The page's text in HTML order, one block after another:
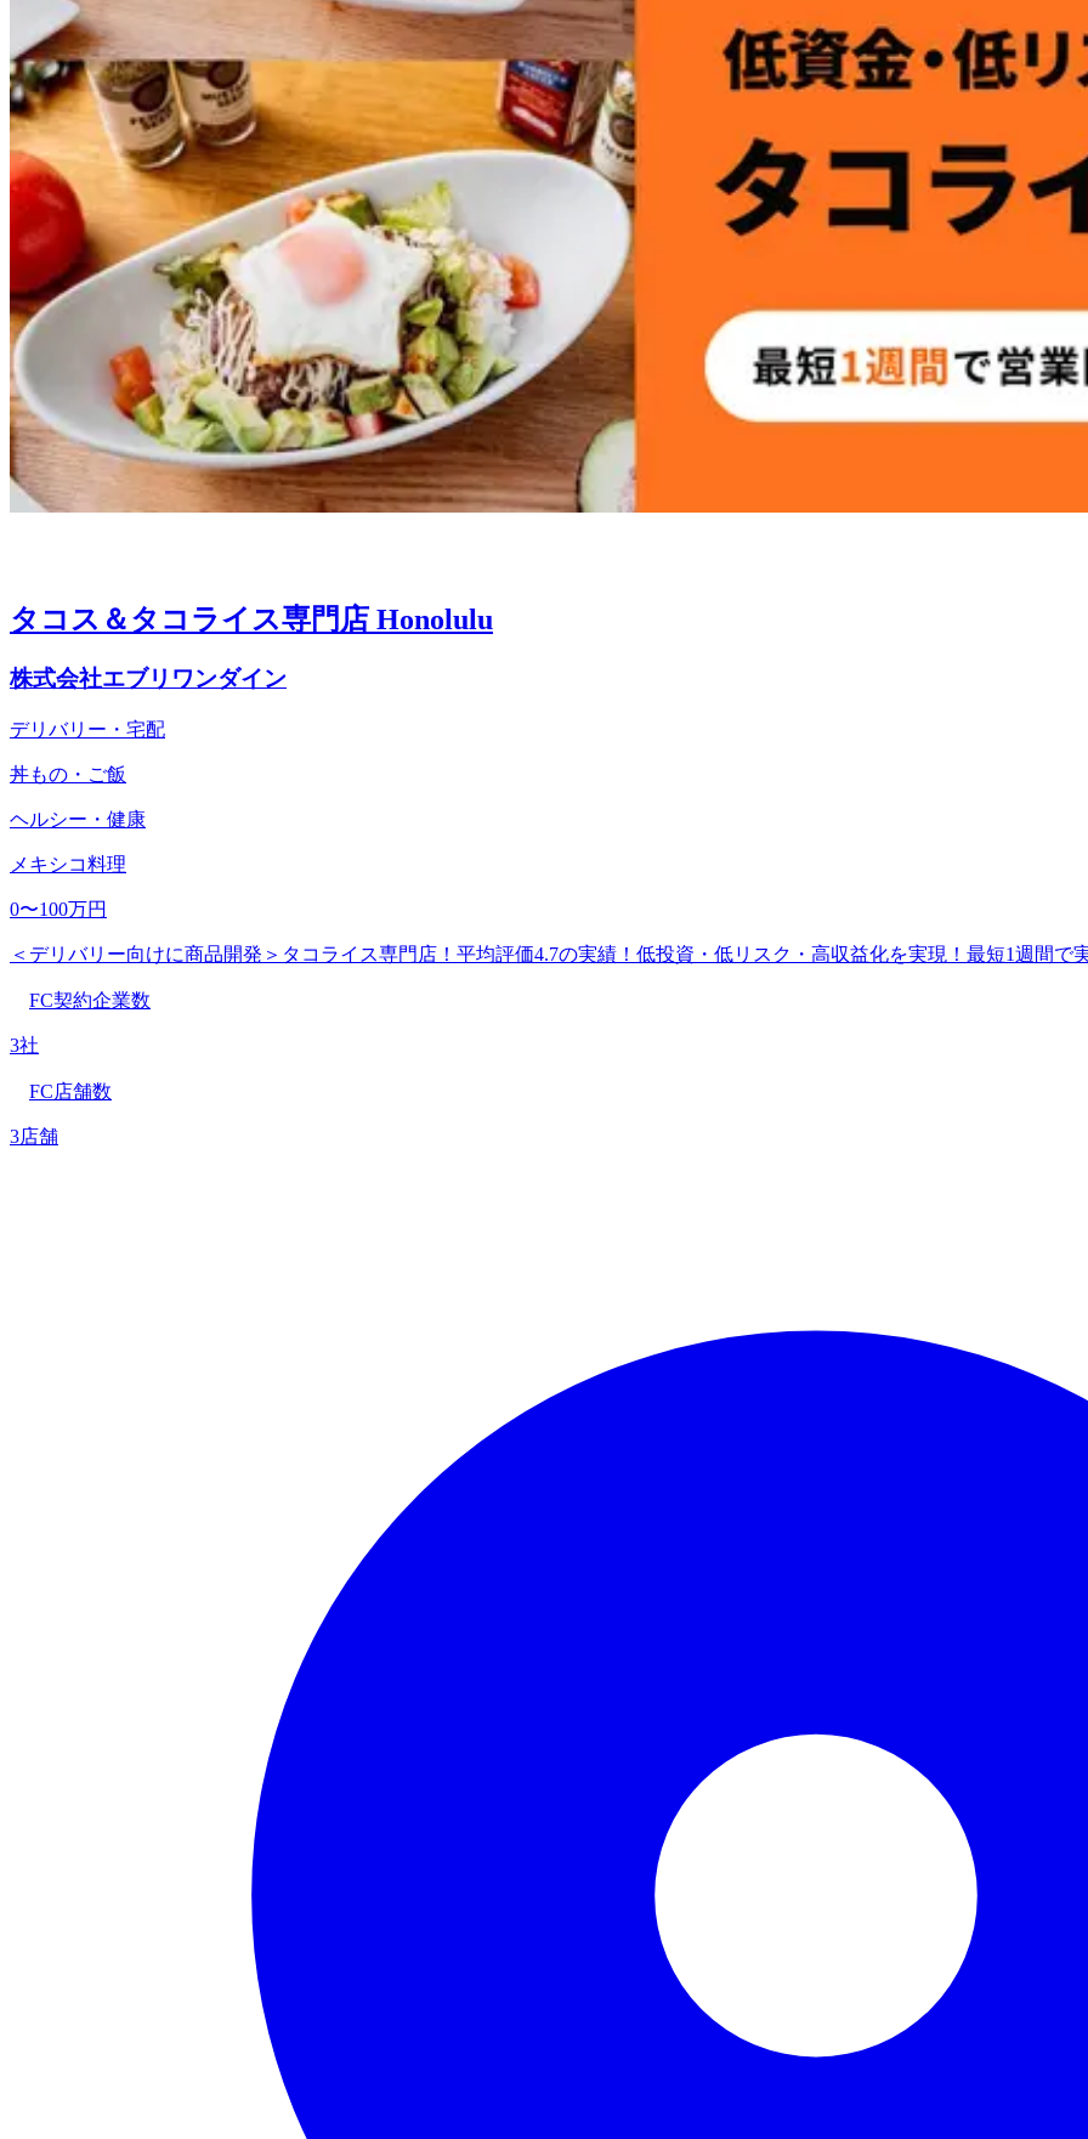
タコス＆タコライス専門店 Honolulu
株式会社エブリワンダイン
デリバリー・宅配
丼もの・ご飯
ヘルシー・健康
メキシコ料理
0〜100万円
＜デリバリー向けに商品開発＞タコライス専門店！平均評価4.7の実績！低投資・低リスク・高収益化を実現！最短1週間で
FC契約企業数
3社
FC店舗数
3店舗